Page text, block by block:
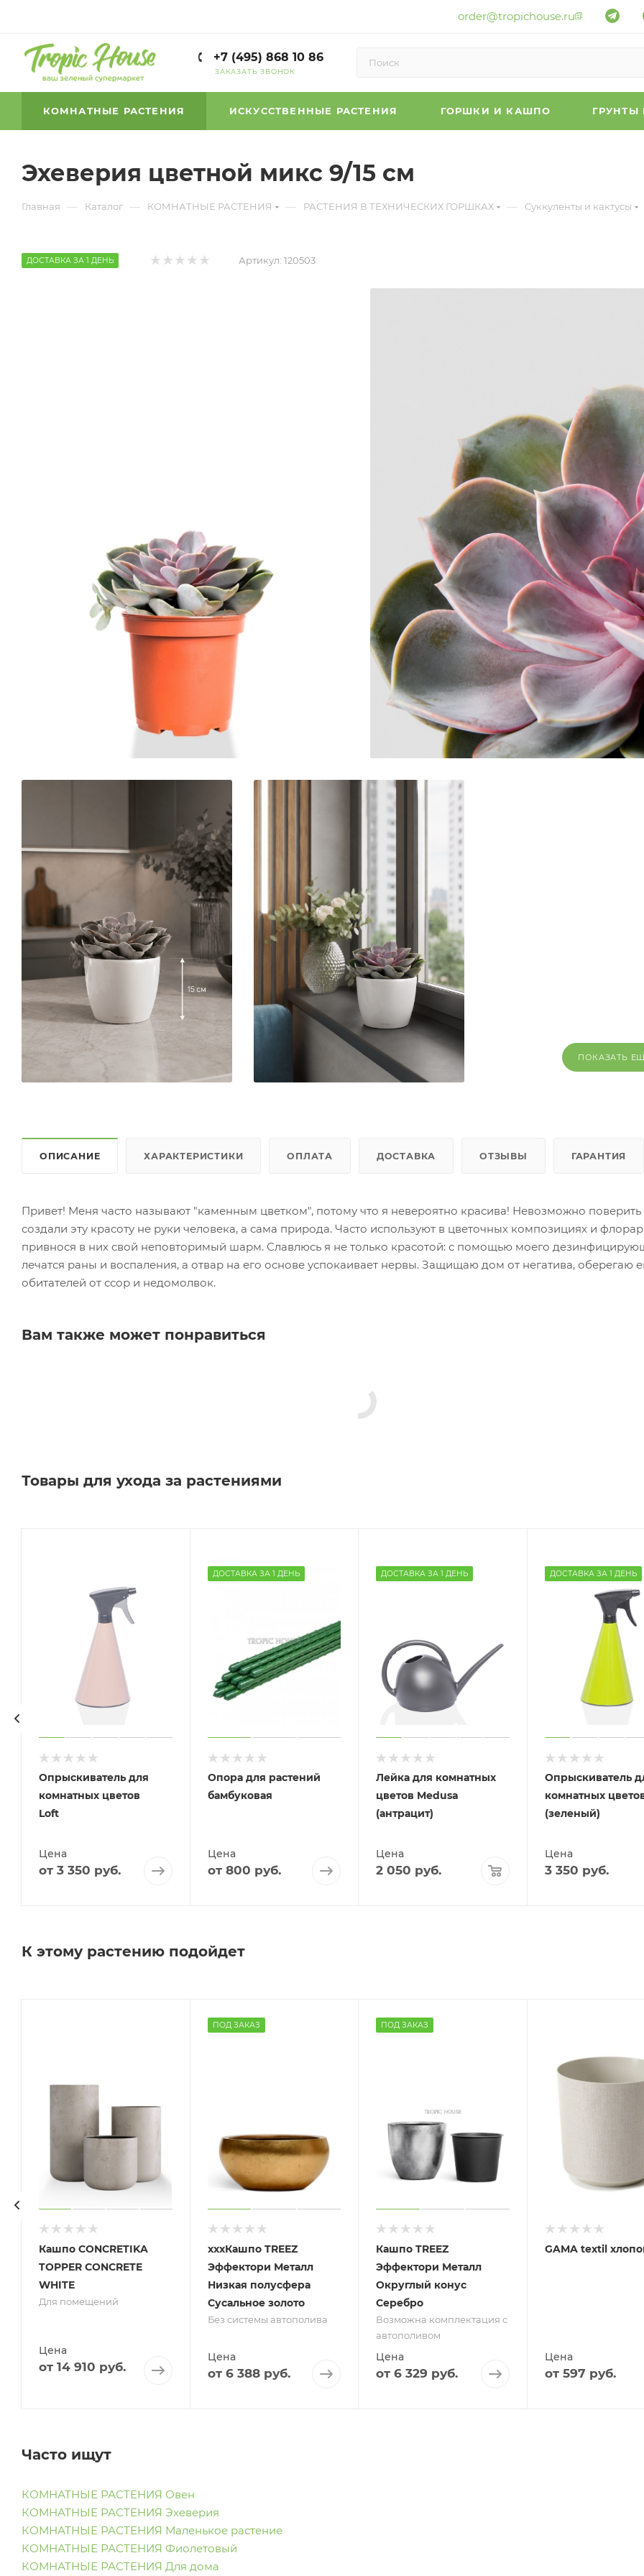
order@tropichouse.ru
+7 (495) 868 10 86
ЗАКАЗАТЬ ЗВОНОК
КОМНАТНЫЕ РАСТЕНИЯ ИСКУССТВЕННЫЕ РАСТЕНИЯ ГОРШКИ И КАШПО ГРУНТЫ
Эхеверия цветной микс 9/15 см
Главная — Каталог — КОМНАТНЫЕ РАСТЕНИЯ — РАСТЕНИЯ В ТЕХНИЧЕСКИХ ГОРШКАХ — Суккуленты и кактусы
ДОСТАВКА ЗА 1 ДЕНЬ Артикул: 120503
ПОКАЗАТЬ
ОПИСАНИЕ ХАРАКТЕРИСТИКИ ОПЛАТА ДОСТАВКА ОТЗЫВЫ ГАРАНТИЯ
Привет! Меня часто называют "каменным цветком", потому что я невероятно красива! Невозможно поверить
создали эту красоту не руки человека, а сама природа. Часто используют в цветочных композициях и
привнося в них свой неповторимый шарм. Славлюсь я не только красотой: с помощью моего
лечатся раны и воспаления, а отвар на его основе успокаивает нервы. Защищаю дом от негатива, оберегаю
обитателей от ссор и недомолвок.
Вам также может понравиться
Товары для ухода за растениями
Опрыскиватель для
комнатных цветов
Loft
Цена
от 3 350 руб.
ДОСТАВКА ЗА 1 ДЕНЬ
Опора для растений
бамбуковая
Цена
от 800 руб.
ДОСТАВКА ЗА 1 ДЕНЬ
Лейка для комнатных
цветов Medusa
(антрацит)
Цена
2 050 руб.
ДОСТАВКА ЗА 1 ДЕНЬ
Опрыскиватель
комнатных
(зеленый)
Цена
3 350 руб.
К этому растению подойдет
Кашпо CONCRETIKA
TOPPER CONCRETE
WHITE
Для помещений
Цена
от 14 910 руб.
ПОД ЗАКАЗ
хххКашпо TREEZ
Эффектори Металл
Низкая полусфера
Сусальное золото
Без системы автополива
Цена
от 6 388 руб.
ПОД ЗАКАЗ
Кашпо TREEZ
Эффектори Металл
Округлый конус
Серебро
Возможна комплектация с
автополивом
Цена
от 6 329 руб.
GAMA textil
Цена
от 597 руб.
Часто ищут
КОМНАТНЫЕ РАСТЕНИЯ Овен
КОМНАТНЫЕ РАСТЕНИЯ Эхеверия
КОМНАТНЫЕ РАСТЕНИЯ Маленькое растение
КОМНАТНЫЕ РАСТЕНИЯ Фиолетовый
КОМНАТНЫЕ РАСТЕНИЯ Для дома